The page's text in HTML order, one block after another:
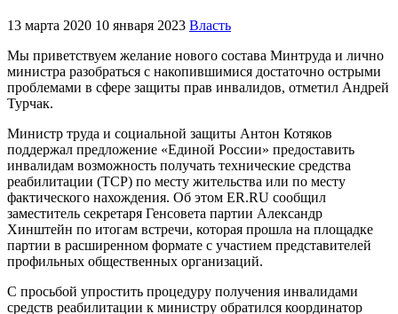
13 марта 2020 10 января 2023 Власть
Мы приветствуем желание нового состава Минтруда и лично
министра разобраться с накопившимися достаточно острыми
проблемами в сфере защиты прав инвалидов, отметил Андрей
Турчак.
Министр труда и социальной защиты Антон Котяков
поддержал предложение «Единой России» предоставить
инвалидам возможность получать технические средства
реабилитации (ТСР) по месту жительства или по месту
фактического нахождения. Об этом ER.RU сообщил
заместитель секретаря Генсовета партии Александр
Хинштейн по итогам встречи, которая прошла на площадке
партии в расширенном формате с участием представителей
профильных общественных организаций.
С просьбой упростить процедуру получения инвалидами
средств реабилитации к министру обратился координатор